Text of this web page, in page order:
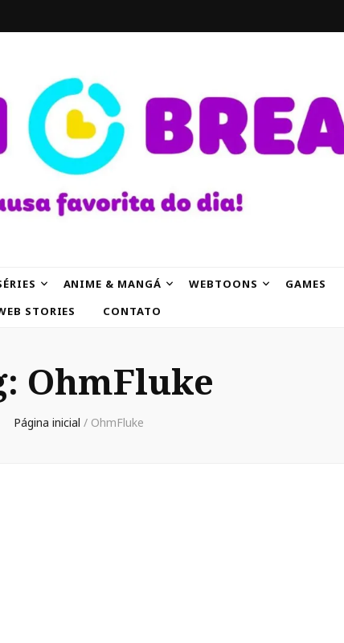
ANIME & MANGÁ WEBTOONS GAMES
STORIES
CONTATO
OhmFluke
Página inicial / OhmFluke